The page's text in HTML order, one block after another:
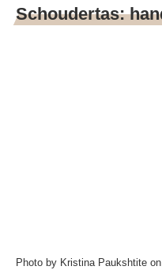
Schoudertas:
Photo by Kristina Paukshtite